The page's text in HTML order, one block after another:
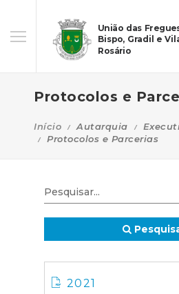
União das
Bispo, Gradil e
Rosário
Protocolos e
Início Autarquia
Protocolos e Parcerias
2021